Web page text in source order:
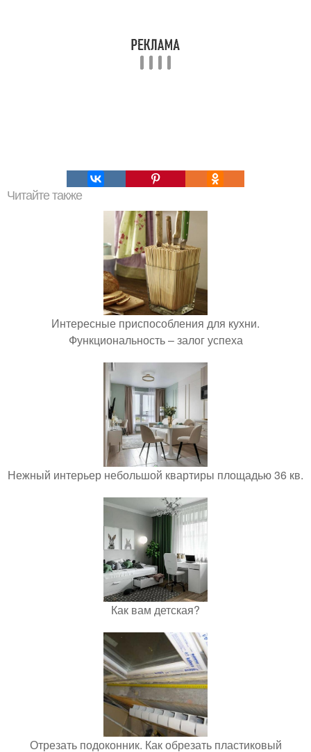
Читайте также
Интересные приспособления для кухни.
Функциональность – залог успеха
Нежный интерьер небольшой квартиры площадью 36 кв.
Как вам детская?
Отрезать подоконник. Как обрезать пластиковый